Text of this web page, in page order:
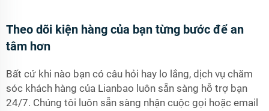
Theo dõi kiện hàng của bạn từng bước để an
tâm hơn
Bất cứ khi nào bạn có câu hỏi hay lo lắng, dịch vụ chăm
sóc khách hàng của Lianbao luôn sẵn sàng hỗ trợ bạn
24/7. Chúng tôi luôn sẵn sàng nhận cuộc gọi hoặc email